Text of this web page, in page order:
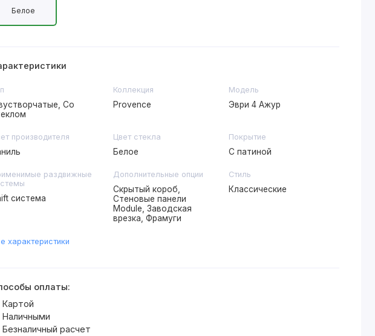
Белое
Со
Коллекция
Provence
Модель
Эври 4 Ажур
производителя Цвет стекла
Белое
Покрытие
С патиной
раздвижные
система
Дополнительные опции
Скрытый короб,
Стеновые панели
Module, Заводская
врезка, Фрамуги
Стиль
Классические
характеристики
оплаты:
Картой
Наличными
Безналичный расчет